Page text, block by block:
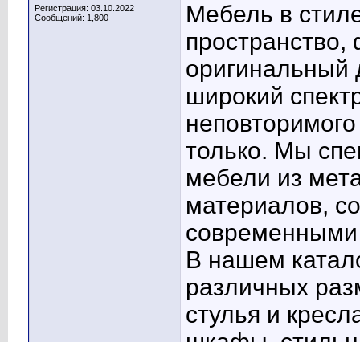
Регистрация: 03.10.2022
Сообщений: 1,800
Мебель в
оригинальный
широкий
только. Мы
мебели из
материалов,
современными
В нашем
различных
стулья и